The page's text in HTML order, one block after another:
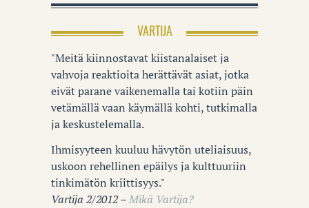
VARTIJA
"Meitä kiinnostavat kiistanalaiset ja
vahvoja reaktioita herättävät asiat, jotka
eivät parane vaikenemalla tai kotiin päin
vetämällä vaan käymällä kohti, tutkimalla
ja keskustelemalla.
Ihmisyyteen kuuluu hävytön uteliaisuus,
uskoon rehellinen epäilys ja kulttuuriin
tinkimätön kriittisyys."
Vartija 2/2012 –Mikä Vartija?